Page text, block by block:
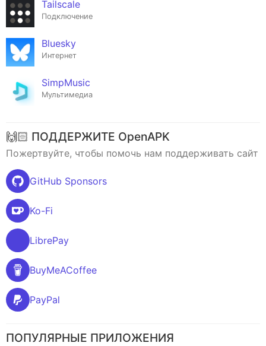
Tailscale
Подключение
Bluesky
Интернет
SimpMusic
Мультимедиа
🙌🏻 ПОДДЕРЖИТЕ OpenAPK
Пожертвуйте, чтобы помочь нам поддерживать сайт
GitHub Sponsors
Ko-Fi
LibrePay
BuyMeACoffee
PayPal
ПОПУЛЯРНЫЕ ПРИЛОЖЕНИЯ